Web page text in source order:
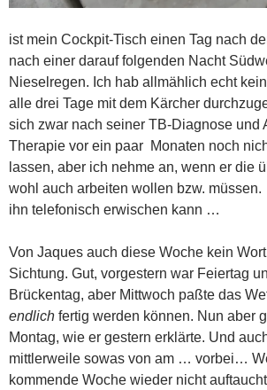
ist mein Cockpit-Tisch einen Tag nach
nach einer darauf folgenden Nacht
Nieselregen. Ich hab allmählich echt
alle drei Tage mit dem Kärcher
sich zwar nach seiner TB-Diagnose und
Therapie vor ein paar Monaten noch
lassen, aber ich nehme an, wenn er die
wohl auch arbeiten wollen bzw.
ihn telefonisch erwischen kann …
Von Jaques auch diese Woche kein
Sichtung. Gut, vorgestern war Feiertag
Brückentag, aber Mittwoch paßte das
endlich fertig werden können. Nun aber
Montag, wie er gestern erklärte. Und
mittlerweile sowas von am … vorbei…
kommende Woche wieder nicht